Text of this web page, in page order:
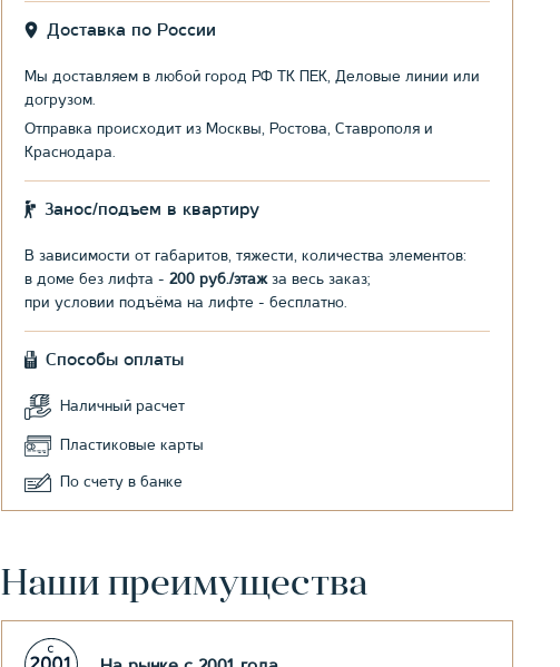
Доставка по России
Мы доставляем в любой город РФ ТК ПЕК, Деловые линии или
догрузом.
Отправка происходит из Москвы, Ростова, Ставрополя и
Краснодара.
Занос/подъем в квартиру
В зависимости от габаритов, тяжести, количества элементов:
в доме без лифта - 200 руб./этажза весь заказ;
при условии подъёма на лифте - бесплатно.
Способы оплаты
Наличный расчет
Пластиковые карты
По счету в банке
Наши преимущества